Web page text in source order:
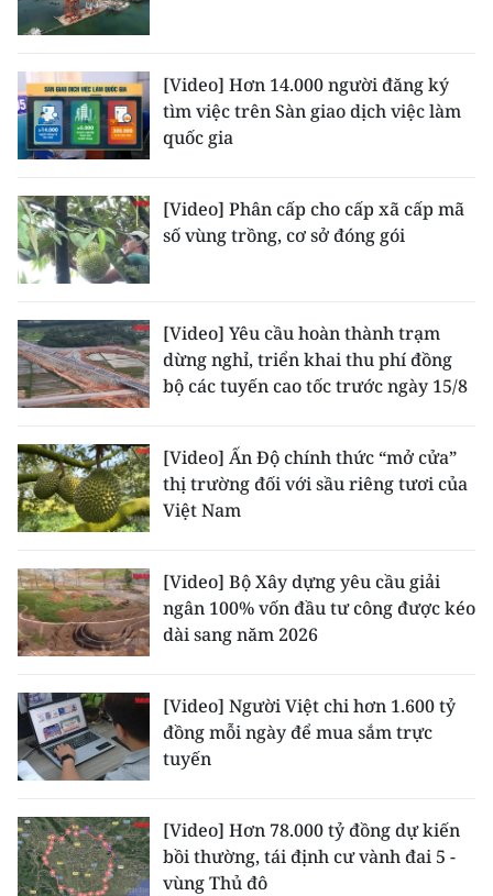
Trung du và miền núi phía Bắc
Đồng bằng sông Hồng
Bắc Trung Bộ
Nguyên
Đông Nam Bộ
Chuyên trang Hà Nội
Chuyên trang TP. Hồ Chí Minh
CHUYÊN ĐỀ
CÁC CHUYÊN TRANG
VỀ BÁO NHÂN DÂN
THỜI NAY
NHÂN DÂN HẰNG THÁNG
MUA BÁO
ĐỌC BÁO IN
[Video] Hơn 14.000 người đăng ký
tìm việc trên Sàn giao dịch việc làm
quốc gia
[Video] Phân cấp cho cấp xã cấp mã
số vùng trồng, cơ sở đóng gói
[Video] Yêu cầu hoàn thành trạm
dừng nghỉ, triển khai thu phí đồng
bộ các tuyến cao tốc trước ngày 15/8
[Video] Ấn Độ chính thức “mở cửa”
thị trường đối với sầu riêng tươi của
Việt Nam
[Video] Bộ Xây dựng yêu cầu giải
ngân 100% vốn đầu tư công được kéo
dài sang năm 2026
[Video] Người Việt chi hơn 1.600 tỷ
đồng mỗi ngày để mua sắm trực
tuyến
[Video] Hơn 78.000 tỷ đồng dự kiến
bồi thường, tái định cư vành đai 5 -
vùng Thủ đô